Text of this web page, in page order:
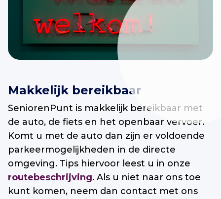
Makkelijk bereikbaar
SeniorenPunt is makkelijk bereikbaar met
de auto, de fiets en het openbaar vervoer.
Komt u met de auto dan zijn er voldoende
parkeermogelijkheden in de directe
omgeving. Tips hiervoor leest u in onze
routebeschrijving. Als u niet naar ons toe
kunt komen, neem dan contact met ons